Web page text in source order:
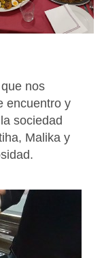
nos
encuentro y
sociedad
Malika y